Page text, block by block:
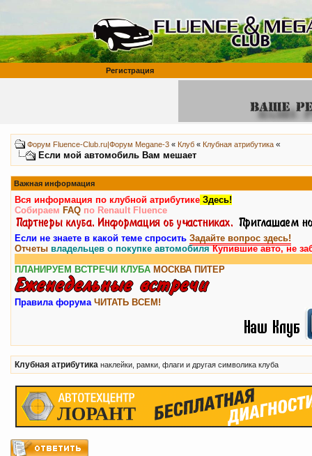
Регистрация
Форум Fluence-Club.ru|Форум Megane-3 « Клуб « Клубная атрибутика «
Если мой автомобиль Вам мешает
Важная информация
Вся информация по клубной атрибутике Здесь!
Собираем FAQ по Renault Fluence
Если не знаете в какой теме спросить Задайте вопрос здесь!
Отчеты владельцев о покупке автомобиляКупившие авто, не
ПЛАНИРУЕМ ВСТРЕЧИ КЛУБА МОСКВА ПИТЕР
Правила форума ЧИТАТЬ ВСЕМ!
Клубная атрибутика наклейки, рамки, флаги и другая символика клуба